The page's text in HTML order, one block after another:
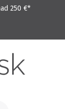
250 €*